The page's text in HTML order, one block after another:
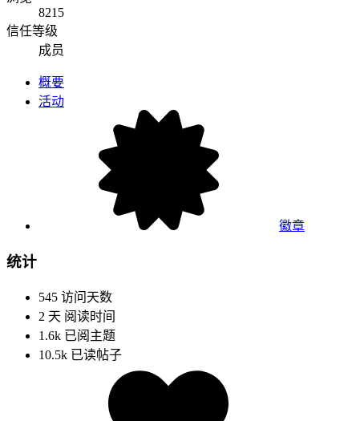
8215
信任等级
成员
概要
活动
徽章
统计
545 访问天数
2 天 阅读时间
1.6k 已阅主题
10.5k 已读帖子